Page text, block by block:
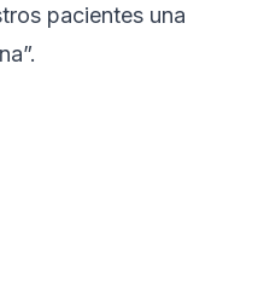
pacientes una